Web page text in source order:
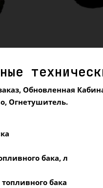
Обновленная
Огнетушитель.
бака, л
бака